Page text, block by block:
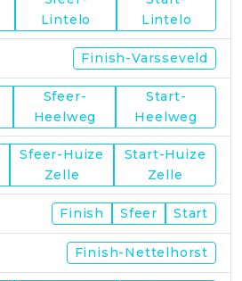
Lintelo
Lintelo
Finish-Varsseveld
Sfeer-
Heelweg
Start-
Heelweg
Sfeer-Huize
Zelle
Start-Huize
Zelle
Finish Sfeer Start
Finish-Nettelhorst